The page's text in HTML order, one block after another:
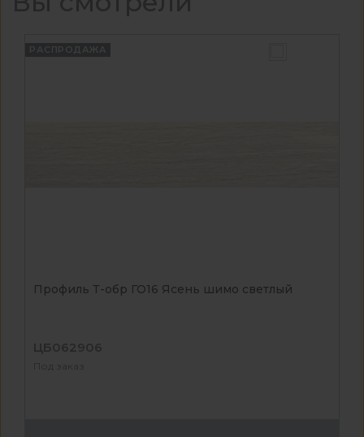
РАСПРОДАЖА
Профиль Т-обр ГО16 Ясень шимо светлый
ЦБ062906
Под заказ